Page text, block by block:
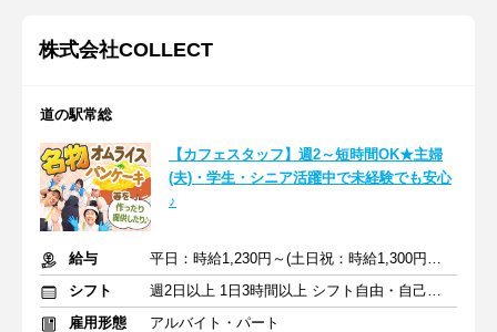
株式会社COLLECT
道の駅常総
【カフェスタッフ】週2～短時間OK★主婦
(夫)・学生・シニア活躍中で未経験でも安心
♪
給与
平日：時給1,230円～(土日祝：時給1,300円～)＋交通費
シフト
週2日以上 1日3時間以上 シフト自由・自己申告
雇用形態
アルバイト・パート